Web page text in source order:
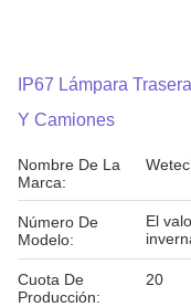
IP67 Lámpara
Y Camiones
Nombre De La
Marca:
Número De
Modelo:
El
Cuota De
Producción:
20